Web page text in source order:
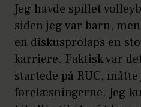
Jeg havde spillet
siden jeg var barn,
en diskusprolaps en
karriere. Faktisk var
startede på RUC,
forelæsningerne. Jeg